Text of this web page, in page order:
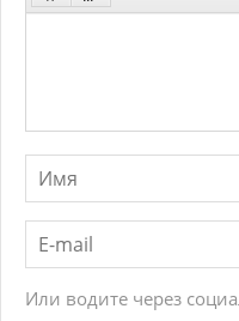
Или водите через